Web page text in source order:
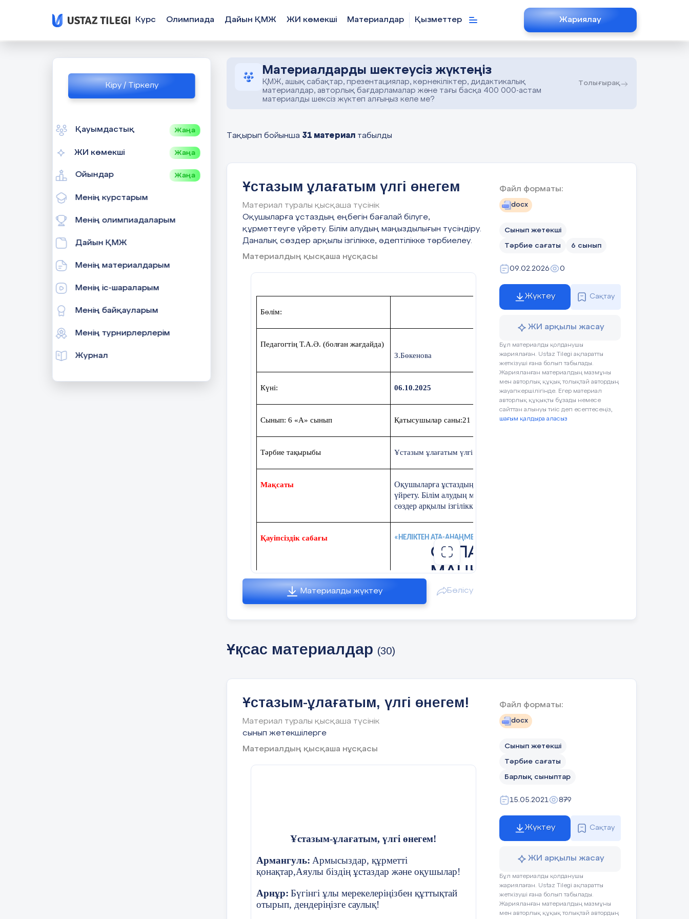
Кіру / Тіркелу
Қауымдастық Жаңа
ЖИ көмекші Жаңа
Ойындар Жаңа
Менің курстарым
Менің олимпиадаларым
Дайын ҚМЖ
Менің материалдарым
Менің іс-шараларым
Менің байқауларым
Менің турнирлерлерім
Журнал
Курс Олимпиада Дайын ҚМЖ ЖИ көмекші Материалдар Қызметтер Жариялау
Материалдарды шектеусіз жүктеңіз
ҚМЖ, ашық сабақтар, презентациялар, көрнекіліктер, дидактикалық
материалдар, авторлық бағдарламалар және тағы басқа 400 000-астам
материалды шексіз жүктеп алғыңыз келе ме?
Толығырақ
Тақырып бойынша 31 материал табылды
Ұстазым ұлағатым үлгі өнегем
Материал туралы қысқаша түсінік
Оқушыларға ұстаздың еңбегін бағалай білуге,
құрметтеуге үйрету. Білім алудың маңыздылығын түсіндіру.
Даналық сөздер арқылы ізгілікке, әдептілікке тәрбиелеу.
Материалдың қысқаша нұсқасы
Бөлім:
Педагогтің Т.А.Ә. (болған жағдайда)
З.Бөкенова
Күні: 06.10.2025
Сынып: 6 «А» сынып Қатысушылар саны:21 Қатыспағандар саны:
Тәрбие тақырыбы Ұстазым ұлағатым үлгі өнегем
Мақсаты
Оқушыларға ұстаздың еңбегін бағалай білуге, құрметтеуге
үйрету. Білім алудың маңыздылығын түсіндіру. Даналық
сөздер арқылы ізгілікке, әдептілікке тәрбиелеу.
Қауіпсіздік сабағы «НЕЛІКТЕН АТА-АНАҢМЕН ӨЗІҢДІ МАЗАЛАҒАН
ОЙЛАРМЕН БӨЛІСУ
МАҢЫЗДЫ?»
Мақсаты Сабақтың мақсаты
мен дәстүрлерін, оның тәуелсіздігін және оны сақтаудың
маңыздылығын түсіну,қоршаған ортаға қамқорлық жасау;
Апта дәйексөзі: «Тәуелсіз елдің ертеңі – білімді ұрпақ қолында»
Сабақтың
уақыт
Педагогтың әрекеті
Сабақтың
басы
Оқушылармен амандасу, көңіл-күй сұрау.
Сабақтың тақырыбы мен мақсатын хабарлау.
Мәтін:
сүріпті. Оған барлығы
Материалды жүктеу Бөлісу
Файл форматы:
docx
Сынып жетекші
Тәрбие сағаты 6 сынып
09.02.2026 0
Жүктеу Сақтау
ЖИ арқылы жасау
Бұл материалды қолданушы
жариялаған. Ustaz Tilegi ақпаратты
жеткізуші ғана болып табылады.
Жарияланған материалдың мазмұны
мен авторлық құқық толықтай автордың
жауапкершілігінде. Егер материал
авторлық құқықты бұзады немесе
сайттан алынуы тиіс деп есептесеңіз,
шағым қалдыра аласыз
Ұқсас материалдар (30)
Ұстазым-ұлағатым, үлгі өнегем!
Материал туралы қысқаша түсінік
сынып жетекшілерге
Материалдың қысқаша нұсқасы
Ұстазым-ұлағатым, үлгі өнегем!
Армангуль: Армысыздар, құрметті
қонақтар,Аяулы біздің ұстаздар және оқушылар!
Арнұр: Бүгінгі ұлы мерекелеріңізбен құттықтай
отырып, дендеріңізге саулық!
Файл форматы:
docx
Сынып жетекші
Тәрбие сағаты
Барлық сыныптар
15.05.2021 879
Жүктеу Сақтау
ЖИ арқылы жасау
Бұл материалды қолданушы
жариялаған. Ustaz Tilegi ақпаратты
жеткізуші ғана болып табылады.
Жарияланған материалдың мазмұны
мен авторлық құқық толықтай автордың